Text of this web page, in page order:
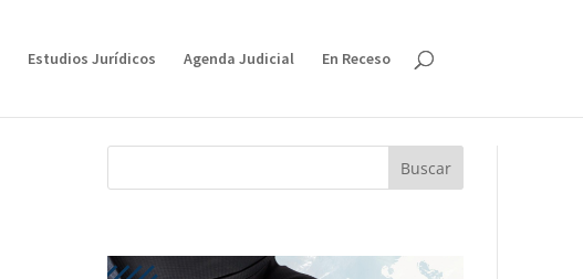
Estudios Jurídicos Agenda Judicial En Receso